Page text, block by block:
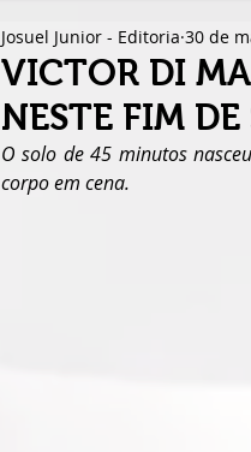
VICTOR DI
NESTE FIM
Josuel Junior - Editoria 30 de
O solo de 45 minutos
corpo em cena.